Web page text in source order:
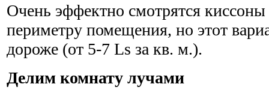
Очень эффектно смотрятся киссоны
периметру помещения, но этот
дороже (от 5-7 Ls за кв. м.).
Делим комнату лучами